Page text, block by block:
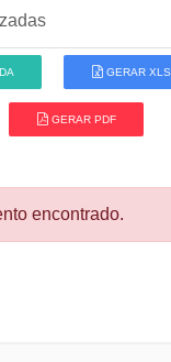
GERAR XLS
GERAR PDF
encontrado.